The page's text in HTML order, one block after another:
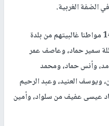
ففي رام الله، اعتقلت قوات الاحتلال 14 مواطنا غالبيتهم من بلدة
سمير حماد، وعاصف عمر
وأنس حماد، ومحمد
ويوسف العنيد، وعبد الرحيم
عيسى عفيف من سلواد، وأمين